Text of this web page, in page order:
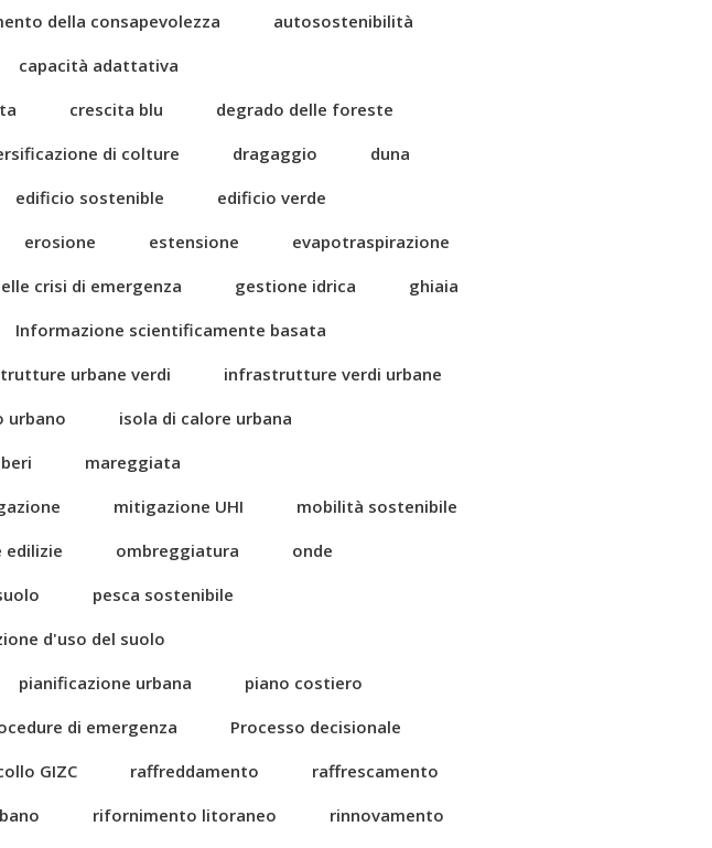
della consapevolezza
autosostenibilità
capacità adattativa
crescita blu
degrado delle foreste
di colture dragaggio
duna
edificio sostenible
edificio verde
erosione estensione
evapotraspirazione
crisi di emergenza gestione idrica
ghiaia
Informazione scientificamente basata
urbane verdi
infrastrutture verdi urbane
urbano
isola di calore urbana
mareggiata
mitigazione UHI
mobilità sostenibile
edilizie ombreggiatura
onde
pesca sostenibile
d'uso del suolo
pianificazione urbana
piano costiero
di emergenza
Processo decisionale
GIZC raffreddamento
raffrescamento
rifornimento litoraneo
rinnovamento